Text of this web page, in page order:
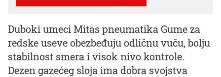
Duboki umeci Mitas pneumatika Gume za
redske useve obezbeđuju odličnu vuču, bolju
stabilnost smera i visok nivo kontrole.
Dezen gazećeg sloja ima dobra svojstva